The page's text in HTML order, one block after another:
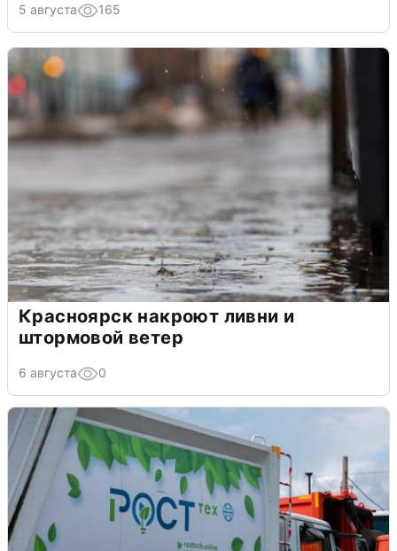
5 августа 165
Красноярск накроют ливни и
штормовой ветер
6 августа 0